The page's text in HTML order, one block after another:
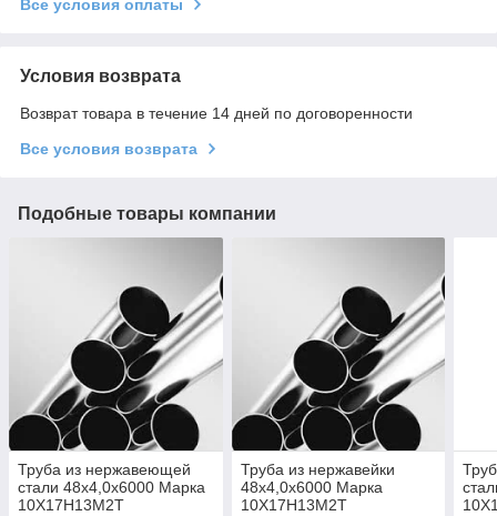
Все условия оплаты
Условия возврата
Возврат товара в течение 14 дней по договоренности
Все условия возврата
Подобные товары компании
Труба из нержавеющей
стали 48х4,0х6000 Марка
10Х17Н13М2Т
Труба из нержавейки
48х4,0х6000 Марка
10Х17Н13М2Т